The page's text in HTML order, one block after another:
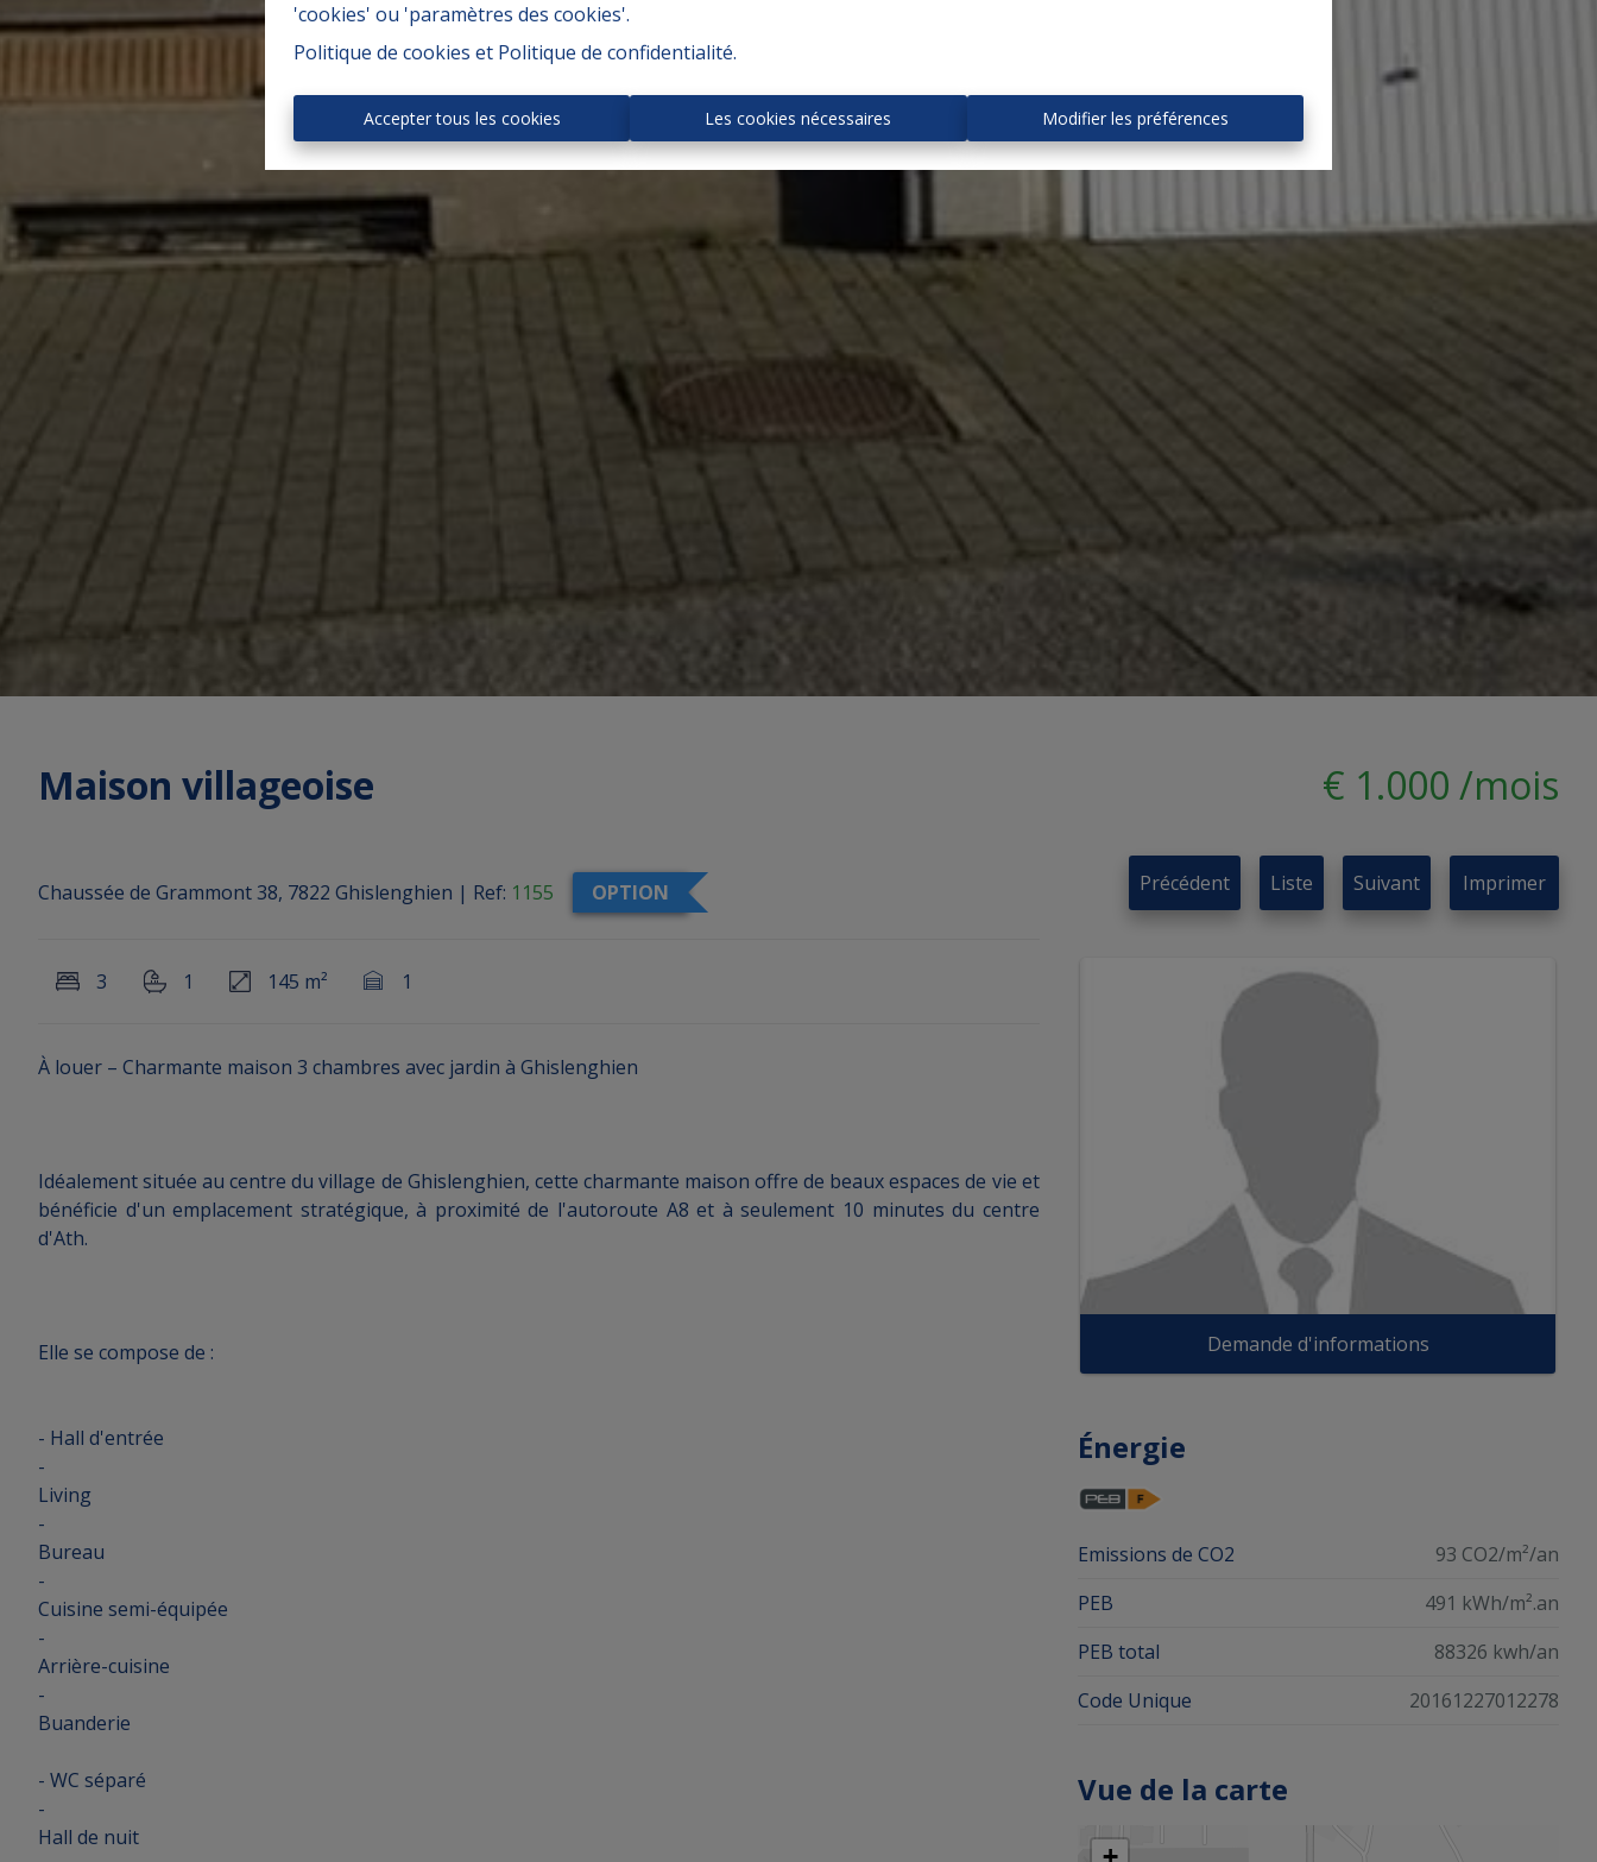
'cookies' ou 'paramètres des cookies'.
Politique de cookies et Politique de confidentialité.
Accepter tous les cookies Les cookies nécessaires Modifier les préférences
Maison villageoise € 1.000 /mois
Chaussée de Grammont 38, 7822 Ghislenghien | Ref: 1155 OPTION Précédent Liste Suivant Imprimer
3 1 145 m² 1
À louer – Charmante maison 3 chambres avec jardin à Ghislenghien
Idéalement située au centre du village de Ghislenghien, cette charmante maison offre de beaux espaces de vie et
bénéficie d'un emplacement stratégique, à proximité de l'autoroute A8 et à seulement 10 minutes du centre
d'Ath.
Elle se compose de :
- Hall d'entrée
-
Living
-
Bureau
-
Cuisine semi-équipée
-
Arrière-cuisine
-
Buanderie
- WC séparé
-
Hall de nuit
Demande d'informations
Énergie
Emissions de CO2
93 CO2/m²/an
PEB
491 kWh/m².an
PEB total
88326 kwh/an
Code Unique
20161227012278
Vue de la carte